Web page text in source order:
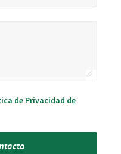
de Privacidad de